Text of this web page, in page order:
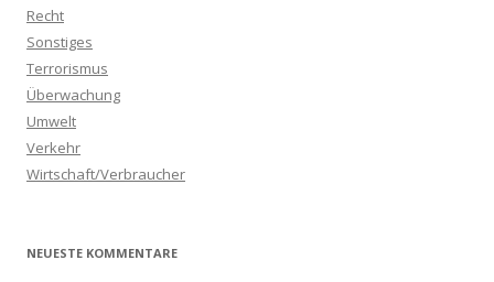
Recht
Sonstiges
Terrorismus
Überwachung
Umwelt
Verkehr
Wirtschaft/Verbraucher
NEUESTE KOMMENTARE